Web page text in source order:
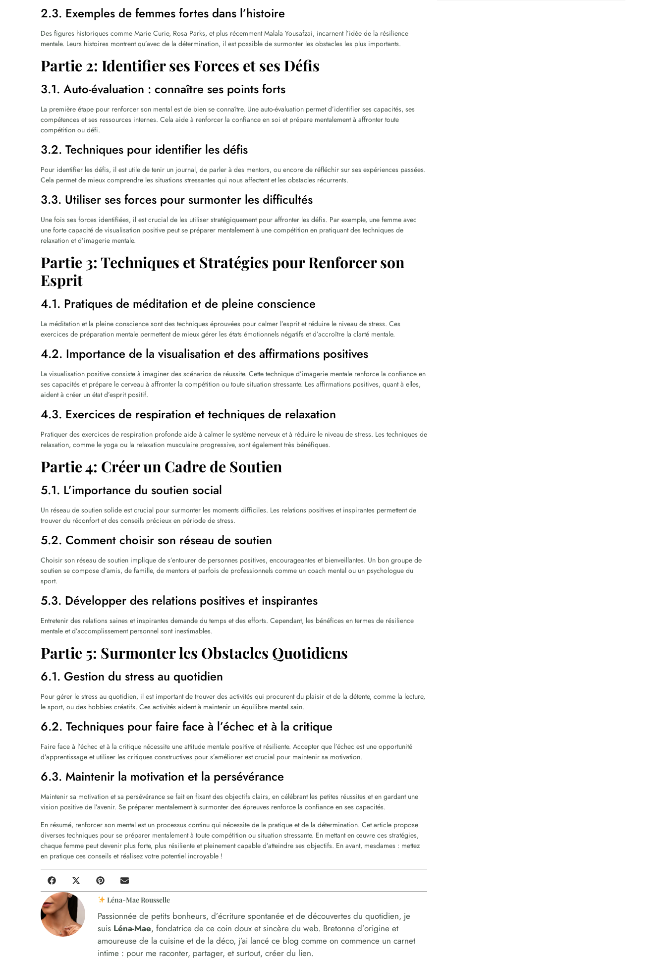
2.3. Exemples de femmes fortes dans l’histoire
Des figures historiques comme Marie Curie, Rosa Parks, et plus récemment Malala Yousafzai, incarnent l’idée de la résilience
mentale. Leurs histoires montrent qu’avec de la détermination, il est possible de surmonter les obstacles les plus importants.
Partie 2: Identifier ses Forces et ses Défis
3.1. Auto-évaluation : connaître ses points forts
La première étape pour renforcer son mental est de bien se connaître. Une auto-évaluation permet d’identifier ses capacités, ses
compétences et ses ressources internes. Cela aide à renforcer la confiance en soi et prépare mentalement à affronter toute
compétition ou défi.
3.2. Techniques pour identifier les défis
Pour identifier les défis, il est utile de tenir un journal, de parler à des mentors, ou encore de réfléchir sur ses expériences passées.
Cela permet de mieux comprendre les situations stressantes qui nous affectent et les obstacles récurrents.
3.3. Utiliser ses forces pour surmonter les difficultés
Une fois ses forces identifiées, il est crucial de les utiliser stratégiquement pour affronter les défis. Par exemple, une femme avec
une forte capacité de visualisation positive peut se préparer mentalement à une compétition en pratiquant des techniques de
relaxation et d’imagerie mentale.
Partie 3: Techniques et Stratégies pour Renforcer son
Esprit
4.1. Pratiques de méditation et de pleine conscience
La méditation et la pleine conscience sont des techniques éprouvées pour calmer l’esprit et réduire le niveau de stress. Ces
exercices de préparation mentale permettent de mieux gérer les états émotionnels négatifs et d’accroître la clarté mentale.
4.2. Importance de la visualisation et des affirmations positives
La visualisation positive consiste à imaginer des scénarios de réussite. Cette technique d’imagerie mentale renforce la confiance en
ses capacités et prépare le cerveau à affronter la compétition ou toute situation stressante. Les affirmations positives, quant à elles,
aident à créer un état d’esprit positif.
4.3. Exercices de respiration et techniques de relaxation
Pratiquer des exercices de respiration profonde aide à calmer le système nerveux et à réduire le niveau de stress. Les techniques de
relaxation, comme le yoga ou la relaxation musculaire progressive, sont également très bénéfiques.
Partie 4: Créer un Cadre de Soutien
5.1. L’importance du soutien social
Un réseau de soutien solide est crucial pour surmonter les moments difficiles. Les relations positives et inspirantes permettent de
trouver du réconfort et des conseils précieux en période de stress.
5.2. Comment choisir son réseau de soutien
Choisir son réseau de soutien implique de s’entourer de personnes positives, encourageantes et bienveillantes. Un bon groupe de
soutien se compose d’amis, de famille, de mentors et parfois de professionnels comme un coach mental ou un psychologue du
sport.
5.3. Développer des relations positives et inspirantes
Entretenir des relations saines et inspirantes demande du temps et des efforts. Cependant, les bénéfices en termes de résilience
mentale et d’accomplissement personnel sont inestimables.
Partie 5: Surmonter les Obstacles Quotidiens
6.1. Gestion du stress au quotidien
Pour gérer le stress au quotidien, il est important de trouver des activités qui procurent du plaisir et de la détente, comme la lecture,
le sport, ou des hobbies créatifs. Ces activités aident à maintenir un équilibre mental sain.
6.2. Techniques pour faire face à l’échec et à la critique
Faire face à l’échec et à la critique nécessite une attitude mentale positive et résiliente. Accepter que l’échec est une opportunité
d’apprentissage et utiliser les critiques constructives pour s’améliorer est crucial pour maintenir sa motivation.
6.3. Maintenir la motivation et la persévérance
Maintenir sa motivation et sa persévérance se fait en fixant des objectifs clairs, en célébrant les petites réussites et en gardant une
vision positive de l’avenir. Se préparer mentalement à surmonter des épreuves renforce la confiance en ses capacités.
En résumé, renforcer son mental est un processus continu qui nécessite de la pratique et de la détermination. Cet article propose
diverses techniques pour se préparer mentalement à toute compétition ou situation stressante. En mettant en œuvre ces stratégies,
chaque femme peut devenir plus forte, plus résiliente et pleinement capable d’atteindre ses objectifs. En avant, mesdames : mettez
en pratique ces conseils et réalisez votre potentiel incroyable !
Léna-Mae Rousselle
Passionnée de petits bonheurs, d’écriture spontanée et de découvertes du quotidien, je
suis Léna-Mae, fondatrice de ce coin doux et sincère du web. Bretonne d’origine et
amoureuse de la cuisine et de la déco, j’ai lancé ce blog comme on commence un carnet
intime : pour me raconter, partager, et surtout, créer du lien.